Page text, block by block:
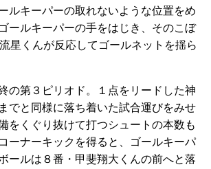
ルキーパーの取れないような位置をめ
ールキーパーの手をはじき、そのこぼ
星くんが反応してゴールネットを揺ら
の第３ピリオド。１点をリードした神
でと同様に落ち着いた試合運びをみせ
をくぐり抜けて打つシュートの本数も
ーナーキックを得ると、ゴールキーパ
ールは８番・甲斐翔大くんの前へと落